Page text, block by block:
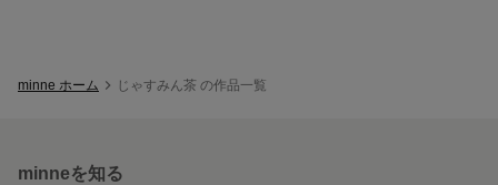
minne ホーム じゃすみん茶 の作品一覧
minneを知る